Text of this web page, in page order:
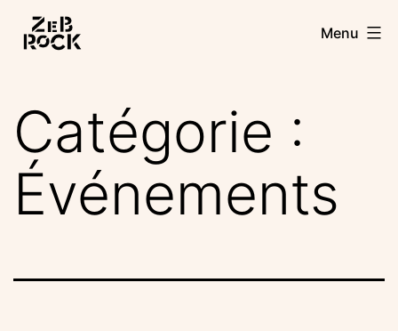
Aller
Zebrock Menu
Catégorie :
Événements